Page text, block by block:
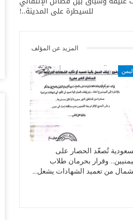
للسيطرة على المدينة..!
المزيد عن المؤلف
تُصعّد الحصار على
وقرار بحرمان طلاب
من تعميد الشهادات يشعل…
وبيع